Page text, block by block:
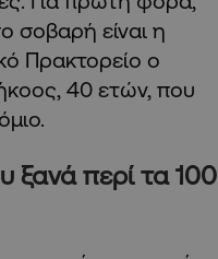
σοβαρή είναι η
Πρακτορείο ο
40 ετών, που
ξανά περί τα 100